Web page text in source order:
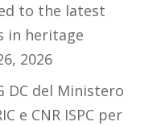
to the latest
in heritage
2026
DC del Ministero
e CNR ISPC per